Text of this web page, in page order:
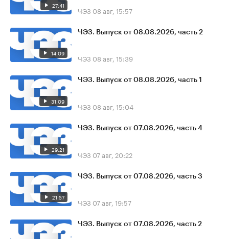
27:41 ЧЭЗ 08 авг, 15:57
14:09
ЧЭЗ. Выпуск от 08.08.2026, часть 2
ЧЭЗ 08 авг, 15:39
31:09
ЧЭЗ. Выпуск от 08.08.2026, часть 1
ЧЭЗ 08 авг, 15:04
29:21
ЧЭЗ. Выпуск от 07.08.2026, часть 4
ЧЭЗ 07 авг, 20:22
21:57
ЧЭЗ. Выпуск от 07.08.2026, часть 3
ЧЭЗ 07 авг, 19:57
ЧЭЗ. Выпуск от 07.08.2026, часть 2